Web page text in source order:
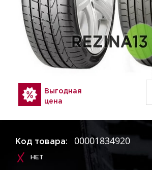
Выгодная
цена
Код товара: 00001834920
НЕТ